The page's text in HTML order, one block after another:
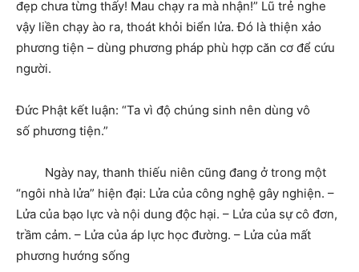
đẹp chưa từng thấy! Mau chạy ra mà nhận!” Lũ trẻ nghe
vậy liền chạy ào ra, thoát khỏi biển lửa. Đó là thiện xảo
phương tiện – dùng phương pháp phù hợp căn cơ để cứu
người.
Đức Phật kết luận: “Ta vì độ chúng sinh nên dùng vô
số phương tiện.”
Ngày nay, thanh thiếu niên cũng đang ở trong một
“ngôi nhà lửa” hiện đại: Lửa của công nghệ gây nghiện. –
Lửa của bạo lực và nội dung độc hại. – Lửa của sự cô đơn,
trầm cảm. – Lửa của áp lực học đường. – Lửa của mất
phương hướng sống